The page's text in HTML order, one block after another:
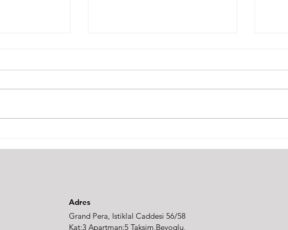
Adres
Grand Pera, Istiklal Caddesi 56/58
Kat:3 Apartman:5 Taksim,Beyoglu,